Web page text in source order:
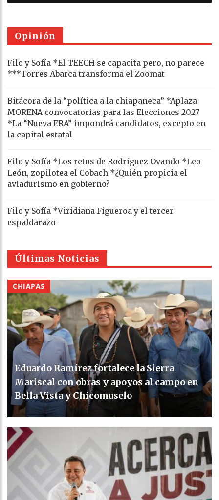
Opinión
Filo y Sofía *El TEECH se capacita pero, no parece
***Torres Abarca transforma el Zoomat
Bitácora de la “política a la chiapaneca” *Aplaza
MORENA convocatorias para las Elecciones 2027
*La “Nueva ERA” impondrá candidatos, excepto en
la capital estatal
Filo y Sofía *Los retos de Rodríguez Ovando *Leo
León, zopilotea el Cobach *¿Quién propicia el
aviadurismo en gobierno?
Filo y Sofía *Viridiana Figueroa y el tercer
espaldarazo
Últimas Noticias
CHIAPAS
Eduardo Ramírez fortalece la Sierra
Mariscal con obras y apoyos al campo en
Bella Vista y Chicomuselo